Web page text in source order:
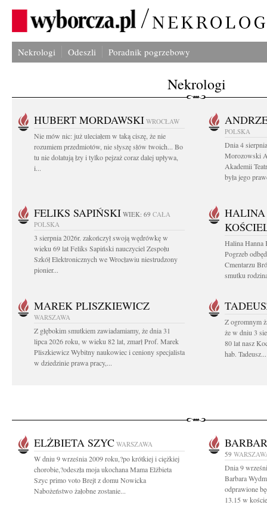
Nekrologi Odeszli Poradnik pogrzebowy
Nekrologi
HUBERT MORDAWSKI WROCŁAW
Nie mów nic: już uleciałem w taką ciszę, że nie
rozumiem przedmiotów, nie słyszę słów twoich... Bo
tu nie dolatują łzy i tylko pejzaż coraz dalej upływa,
i...
POLSKA
Dnia 4
Morozowski
Akademii
była jego
FELIKS SAPIŃSKI WIEK: 69 CAŁA
POLSKA
3 sierpnia 2026r. zakończył swoją wędrówkę w
wieku 69 lat Feliks Sapiński nauczyciel Zespołu
Szkół Elektronicznych we Wrocławiu niestrudzony
pionier...
Halina Hanna
Pogrzeb
Cmentarzu
smutku
MAREK PLISZKIEWICZ
WARSZAWA
Z głębokim smutkiem zawiadamiamy, że dnia 31
lipca 2026 roku, w wieku 82 lat, zmarł Prof. Marek
Pliszkiewicz Wybitny naukowiec i ceniony specjalista
w dziedzinie prawa pracy,...
Z ogromnym
że w dniu 3
80 lat nasz
hab. Tadeusz...
ELŻBIETA SZYC WARSZAWA
W dniu 9 września 2009 roku,?po krótkiej i ciężkiej
chorobie,?odeszła moja ukochana Mama Elżbieta
Szyc primo voto Brejt z domu Nowicka
Nabożeństwo żałobne zostanie...
59
Dnia 9
Barbara
odprawione
13.15 w